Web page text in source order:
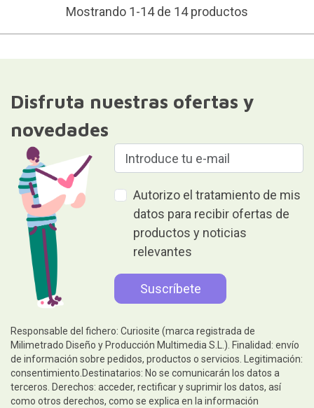
Mostrando 1-14 de 14 productos
Disfruta nuestras ofertas y
novedades
Autorizo el tratamiento de mis
datos para recibir ofertas de
productos y noticias
relevantes
Responsable del fichero: Curiosite (marca registrada de
Milimetrado Diseño y Producción Multimedia S.L.). Finalidad: envío
de información sobre pedidos, productos o servicios. Legitimación:
consentimiento.Destinatarios: No se comunicarán los datos a
terceros. Derechos: acceder, rectificar y suprimir los datos, así
como otros derechos, como se explica en la información